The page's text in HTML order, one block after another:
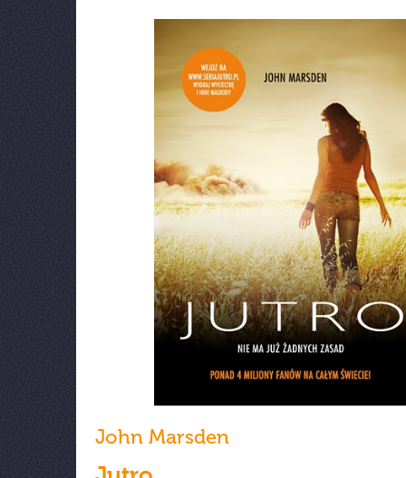
John Marsden